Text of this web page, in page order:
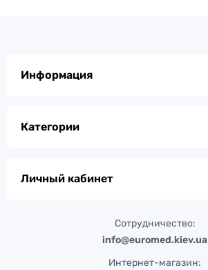
Информация
Категории
Личный кабинет
Сотрудничество:
info@euromed.kiev.ua
Интернет-магазин: